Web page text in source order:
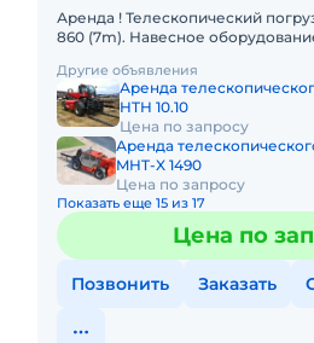
Аренда ! Телескопический
860 (7m). Навесное
13160 кг
Другие объявления
Аренда
HTH 10.10
Цена по запросу
Аренда
MHT-X 1490
Цена по запросу
Показать еще 15 из 17
Цена по
Позвонить Заказать